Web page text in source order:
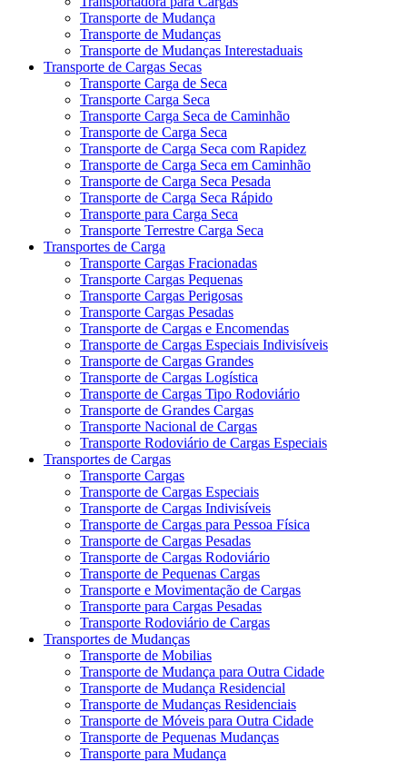
Transporte de Mudança
Transporte de Mudanças
Transporte de Mudanças Interestaduais
Transporte de Cargas Secas
Transporte Carga de Seca
Transporte Carga Seca
Transporte Carga Seca de Caminhão
Transporte de Carga Seca
Transporte de Carga Seca com Rapidez
Transporte de Carga Seca em Caminhão
Transporte de Carga Seca Pesada
Transporte de Carga Seca Rápido
Transporte para Carga Seca
Transporte Terrestre Carga Seca
Transportes de Carga
Transporte Cargas Fracionadas
Transporte Cargas Pequenas
Transporte Cargas Perigosas
Transporte Cargas Pesadas
Transporte de Cargas e Encomendas
Transporte de Cargas Especiais Indivisíveis
Transporte de Cargas Grandes
Transporte de Cargas Logística
Transporte de Cargas Tipo Rodoviário
Transporte de Grandes Cargas
Transporte Nacional de Cargas
Transporte Rodoviário de Cargas Especiais
Transportes de Cargas
Transporte Cargas
Transporte de Cargas Especiais
Transporte de Cargas Indivisíveis
Transporte de Cargas para Pessoa Física
Transporte de Cargas Pesadas
Transporte de Cargas Rodoviário
Transporte de Pequenas Cargas
Transporte e Movimentação de Cargas
Transporte para Cargas Pesadas
Transporte Rodoviário de Cargas
Transportes de Mudanças
Transporte de Mobilias
Transporte de Mudança para Outra Cidade
Transporte de Mudança Residencial
Transporte de Mudanças Residenciais
Transporte de Móveis para Outra Cidade
Transporte de Pequenas Mudanças
Transporte para Mudança